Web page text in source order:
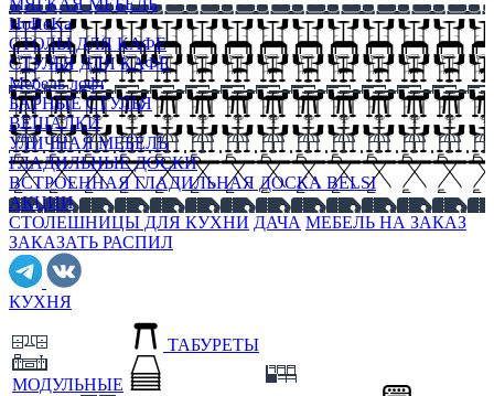
МЯГКАЯ МЕБЕЛЬ
HoReKa
СТОЛЫ ДЛЯ КАФЕ
СТУЛЬЯ ДЛЯ КАФЕ
Мебель лофт
БАРНЫЕ СТУЛЬЯ
ВЕШАЛКИ
УЛИЧНАЯ МЕБЕЛЬ
ГЛАДИЛЬНЫЕ ДОСКИ
ВСТРОЕННАЯ ГЛАДИЛЬНАЯ ДОСКА BELSI
АКЦИИ
СТОЛЕШНИЦЫ ДЛЯ КУХНИ ДАЧА МЕБЕЛЬ НА ЗАКАЗ
ЗАКАЗАТЬ РАСПИЛ
КУХНЯ
МОДУЛЬНЫЕ
ТАБУРЕТЫ